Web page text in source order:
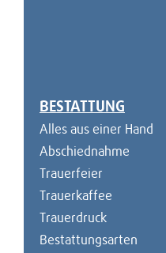
BESTATTUNG
Alles aus einer Hand
Abschiednahme
Trauerfeier
Trauerkaffee
Trauerdruck
Bestattungsarten